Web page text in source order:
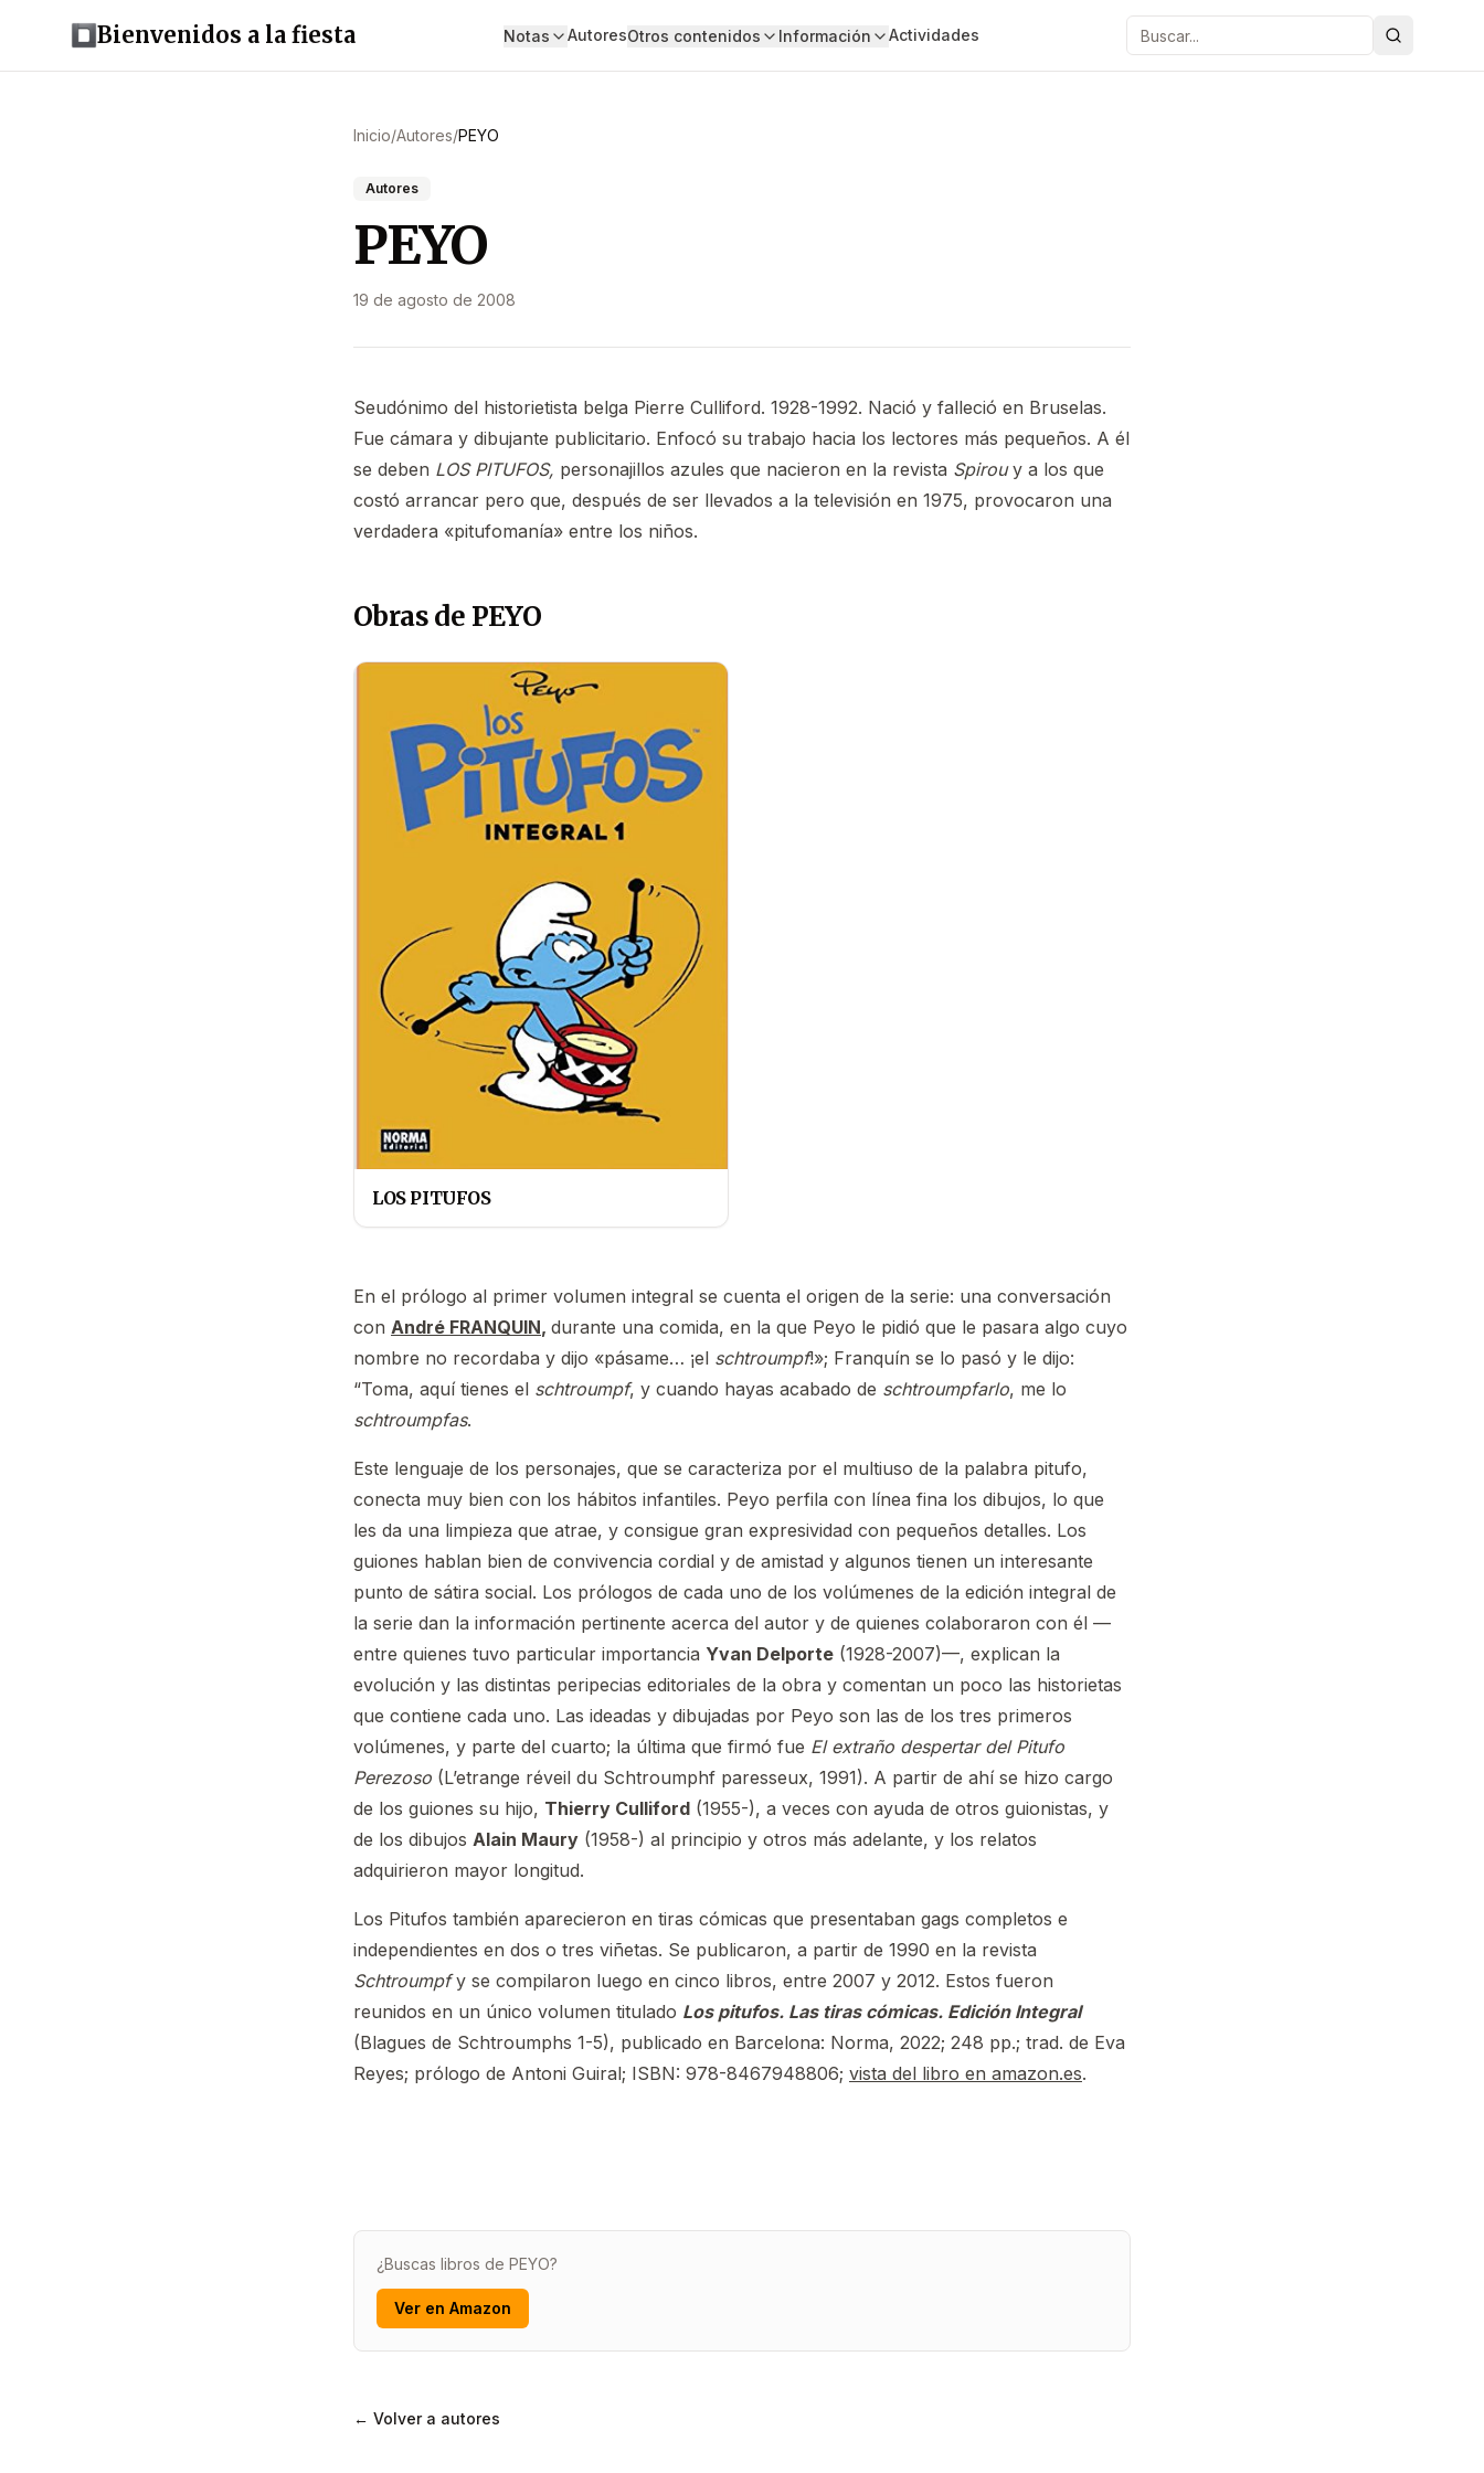
Bienvenidos a la fiesta Notas AutoresOtros contenidos Información Actividades Buscar
Inicio/Autores/PEYO
Autores
PEYO
19 de agosto de 2008
Seudónimo del historietista belga Pierre Culliford. 1928-1992. Nació y falleció en Bruselas.
Fue cámara y dibujante publicitario. Enfocó su trabajo hacia los lectores más pequeños. A él
se deben LOS PITUFOS, personajillos azules que nacieron en la revista Spirouy a los que
costó arrancar pero que, después de ser llevados a la televisión en 1975, provocaron una
verdadera «pitufomanía» entre los niños.
Obras de PEYO
LOS PITUFOS
En el prólogo al primer volumen integral se cuenta el origen de la serie: una conversación
con André FRANQUIN, durante una comida, en la que Peyo le pidió que le pasara algo cuyo
nombre no recordaba y dijo «pásame… ¡el schtroumpf!»; Franquín se lo pasó y le dijo:
“Toma, aquí tienes el schtroumpf, y cuando hayas acabado de schtroumpfarlo, me lo
schtroumpfas.
Este lenguaje de los personajes, que se caracteriza por el multiuso de la palabra pitufo,
conecta muy bien con los hábitos infantiles. Peyo perfila con línea fina los dibujos, lo que
les da una limpieza que atrae, y consigue gran expresividad con pequeños detalles. Los
guiones hablan bien de convivencia cordial y de amistad y algunos tienen un interesante
punto de sátira social. Los prólogos de cada uno de los volúmenes de la edición integral de
la serie dan la información pertinente acerca del autor y de quienes colaboraron con él —
entre quienes tuvo particular importancia Yvan Delporte (1928-2007)—, explican la
evolución y las distintas peripecias editoriales de la obra y comentan un poco las historietas
que contiene cada uno. Las ideadas y dibujadas por Peyo son las de los tres primeros
volúmenes, y parte del cuarto; la última que firmó fue El extraño despertar del Pitufo
Perezoso (L’etrange réveil du Schtroumphf paresseux, 1991). A partir de ahí se hizo cargo
de los guiones su hijo, Thierry Culliford (1955-), a veces con ayuda de otros guionistas, y
de los dibujos Alain Maury (1958-) al principio y otros más adelante, y los relatos
adquirieron mayor longitud.
Los Pitufos también aparecieron en tiras cómicas que presentaban gags completos e
independientes en dos o tres viñetas. Se publicaron, a partir de 1990 en la revista
Schtroumpfy se compilaron luego en cinco libros, entre 2007 y 2012. Estos fueron
reunidos en un único volumen titulado Los pitufos. Las tiras cómicas. Edición Integral
(Blagues de Schtroumphs 1-5), publicado en Barcelona: Norma, 2022; 248 pp.; trad. de Eva
Reyes; prólogo de Antoni Guiral; ISBN: 978-8467948806; vista del libro en amazon.es.
¿Buscas libros de PEYO?
Ver en Amazon
← Volver a autores